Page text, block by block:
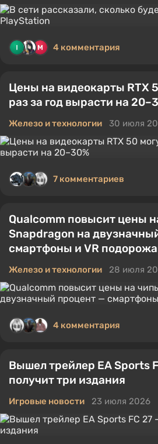
4 комментария
Цены на видеокарты RTX
раз за год вырасти на
Железо и технологии 30 июля
7 комментариев
Qualcomm повысит цены
Snapdragon на
смартфоны и VR
Железо и технологии 28 июля
4 комментария
Вышел трейлер EA Sports
получит три издания
Игровые новости 23 июля 2026